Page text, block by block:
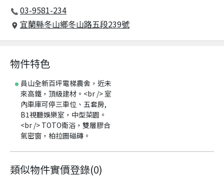
03-9581-234
宜蘭縣冬山鄉冬山路五段239號
物件特色
員山全新百坪電梯農舍，近未
來高鐵，頂級建材。<br /> 室
內車庫可停三車位、五套房,
B1視聽娛樂室，中型菜園。
<br /> TOTO衛浴，雙層膠合
氣密窗，柏拉圖磁磚。
類似物件實價登錄(0)